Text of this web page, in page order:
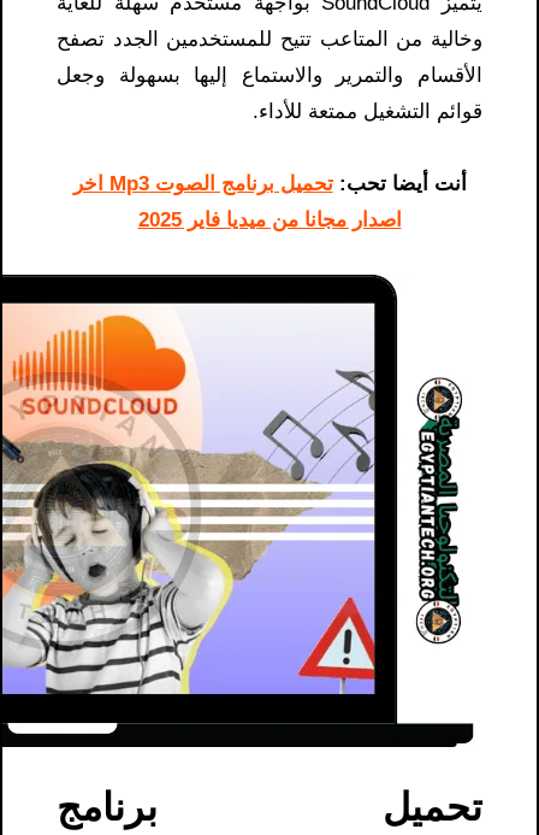
وخالية من المتاعب تتيح للمستخدمين الجدد تصفح
الأقسام والتمرير والاستماع إليها بسهولة وجعل
قوائم التشغيل ممتعة للأداء.
أنت أيضا تحب:
تحميل برنامج الصوت Mp3 اخر
اصدار مجانا من ميديا ​​فاير 2025
تحميل برنامج